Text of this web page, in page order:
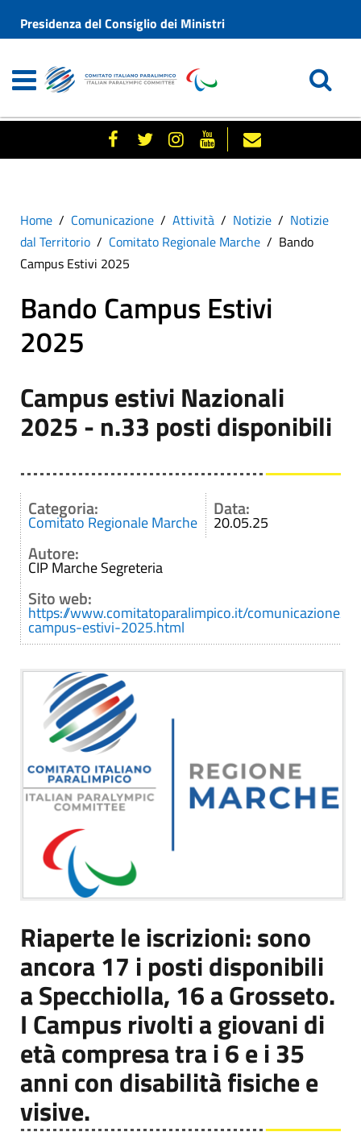
Presidenza del Consiglio dei Ministri
Home Comunicazione Attività Notizie
Notizie
dal Territorio
Comitato Regionale Marche
Bando
Campus Estivi 2025
Bando Campus Estivi
2025
Campus estivi Nazionali
2025 - n.33 posti disponibili
Categoria:
Comitato Regionale Marche
Data:
20.05.25
Autore:
CIP Marche Segreteria
Sito web:
https://www.comitatoparalimpico.it/comunicazione/
campus-estivi-2025.html
Riaperte le iscrizioni: sono
ancora 17 i posti disponibili
a Specchiolla, 16 a Grosseto.
I Campus rivolti a giovani di
età compresa tra i 6 e i 35
anni con disabilità fisiche e
visive.